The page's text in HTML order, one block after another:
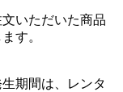
いただいた商品
す。
期間は、レンタ